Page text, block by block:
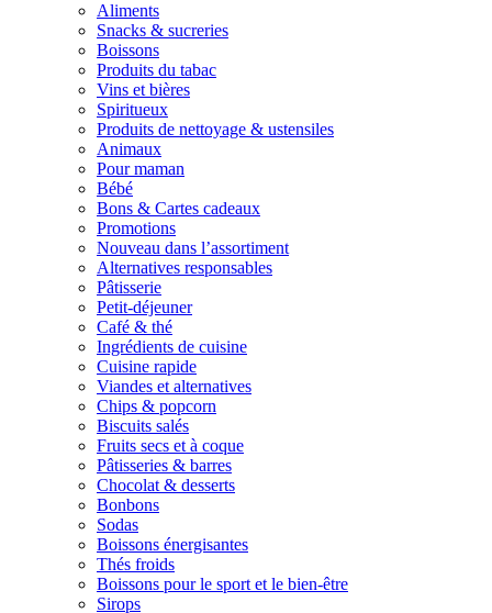
Aliments
Snacks & sucreries
Boissons
Produits du tabac
Vins et bières
Spiritueux
Produits de nettoyage & ustensiles
Animaux
Pour maman
Bébé
Bons & Cartes cadeaux
Promotions
Nouveau dans l’assortiment
Alternatives responsables
Pâtisserie
Petit-déjeuner
Café & thé
Ingrédients de cuisine
Cuisine rapide
Viandes et alternatives
Chips & popcorn
Biscuits salés
Fruits secs et à coque
Pâtisseries & barres
Chocolat & desserts
Bonbons
Sodas
Boissons énergisantes
Thés froids
Boissons pour le sport et le bien-être
Sirops